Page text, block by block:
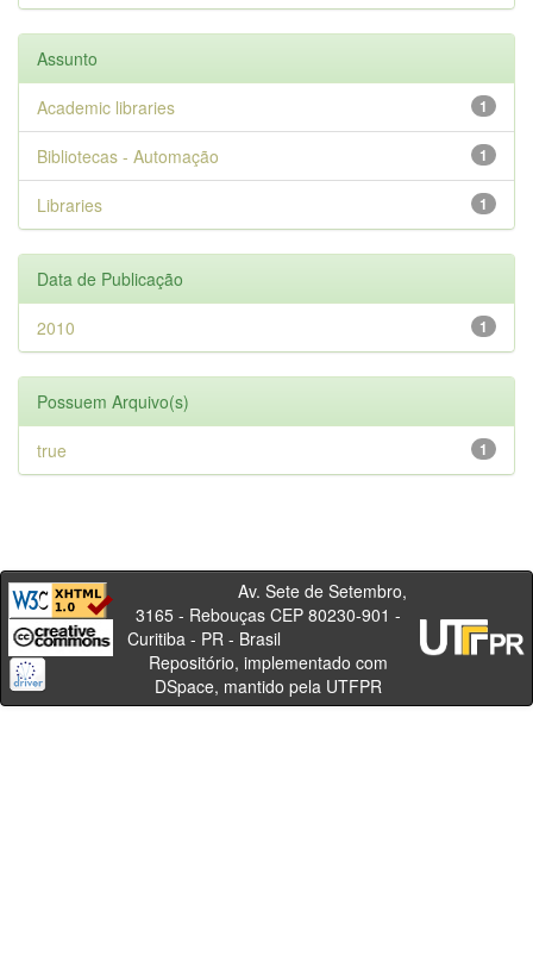
Assunto
1
Academic libraries
1
Bibliotecas - Automação
1
Libraries
Data de Publicação
1
2010
Possuem Arquivo(s)
1
true
Av. Sete de Setembro,
3165 - Rebouças CEP 80230-901 -
Curitiba - PR - Brasil
Repositório, implementado com
DSpace, mantido pela UTFPR